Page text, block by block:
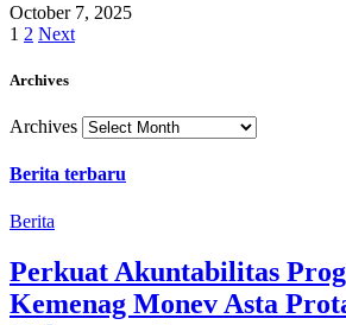
October 7, 2025
1 2 Next
Archives
Archives
Berita terbaru
Berita
Perkuat Akuntabilitas
Kemenag Monev Asta